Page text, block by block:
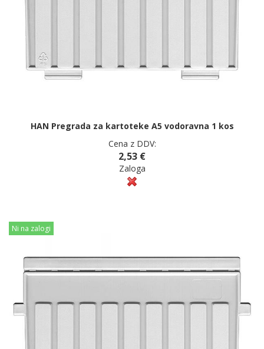
HAN Pregrada za kartoteke A5 vodoravna 1 kos
Cena z DDV:
2,53 €
Zaloga
Ni na zalogi